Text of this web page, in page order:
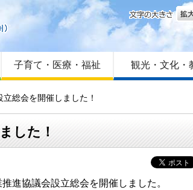
はじめての方へ
Foreign language
サイトマップ
文字
子育て・医療・福祉 観光・文化・
総会を開催しました！
した！
進協議会設立総会を開催しました。